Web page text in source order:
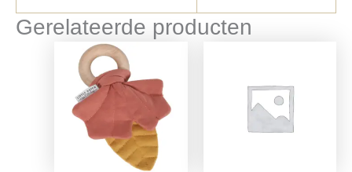
Gerelateerde producten
Oorspronkelijke
prijs
was:
€7,95.
Huidige
prijs
is:
€6,28.
€16,99.€13,42.